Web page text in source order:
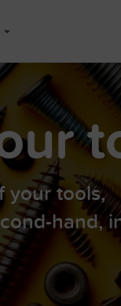
your tools,
hand,